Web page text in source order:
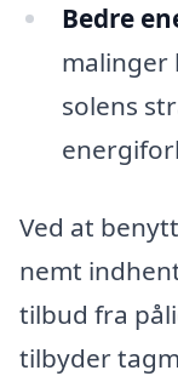
Bedre
malinger
solens
Ved at
nemt
tilbud fra
tilbyder